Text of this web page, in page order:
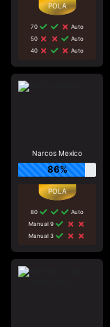
70
Auto
50
Auto
40
Auto
Narcos Mexico
86%
80
Auto
Manual 9
Manual 3